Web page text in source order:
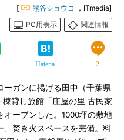
[ 熊谷ショウコ
，ITmedia]
PC用表示
関連情報
Hatena 2
ガンに掲げる田中（千葉県
貸し旅館「庄屋の里 古民家
オープンした。1000坪の敷地
、焚き火スペースを完備。料